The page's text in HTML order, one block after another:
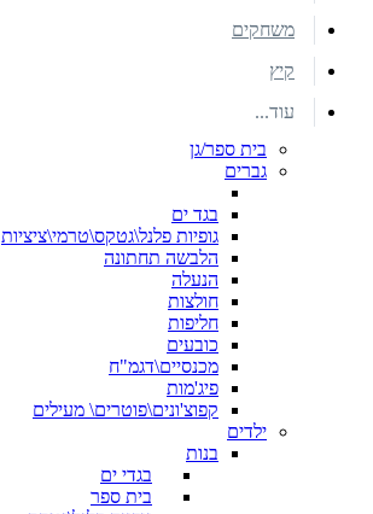
משחקים
קיץ
עוד...
בית ספר/גן
גברים
בגד ים
גופיות פלנל\גטקס\טרמי\ציציות
הלבשה תחתונה
הנעלה
חולצות
חליפות
כובעים
מכנסיים\דגמ"ח
פיג'מות
קפוצ'ונים\פוטרים\ מעילים
ילדים
בנות
בגדי ים
בית ספר